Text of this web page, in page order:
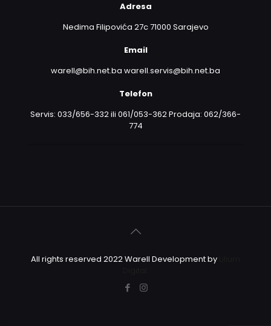
Adresa
Nedima Filipovića 27c 71000 Sarajevo
Email
warell@bih.net.ba warell.servis@bih.net.ba
Telefon
Servis: 033/656-332 ili 061/053-362 Prodaja: 062/366-
774
All rights reserved 2022 Warell Development by